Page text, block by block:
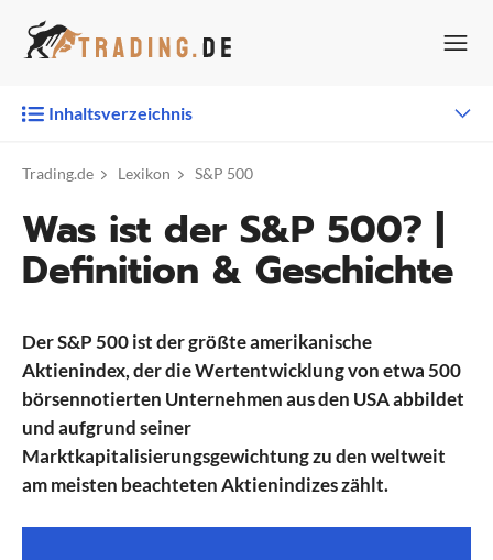
Inhalt
Inhaltsverzeichnis
Trading.de Lexikon S&P 500
Was ist der S&P 500? |
Definition & Geschichte
Der S&P 500 ist der größte amerikanische
Aktienindex, der die Wertentwicklung von etwa 500
börsennotierten Unternehmen aus den USA abbildet
und aufgrund seiner
Marktkapitalisierungsgewichtung zu den weltweit
am meisten beachteten Aktienindizes zählt.